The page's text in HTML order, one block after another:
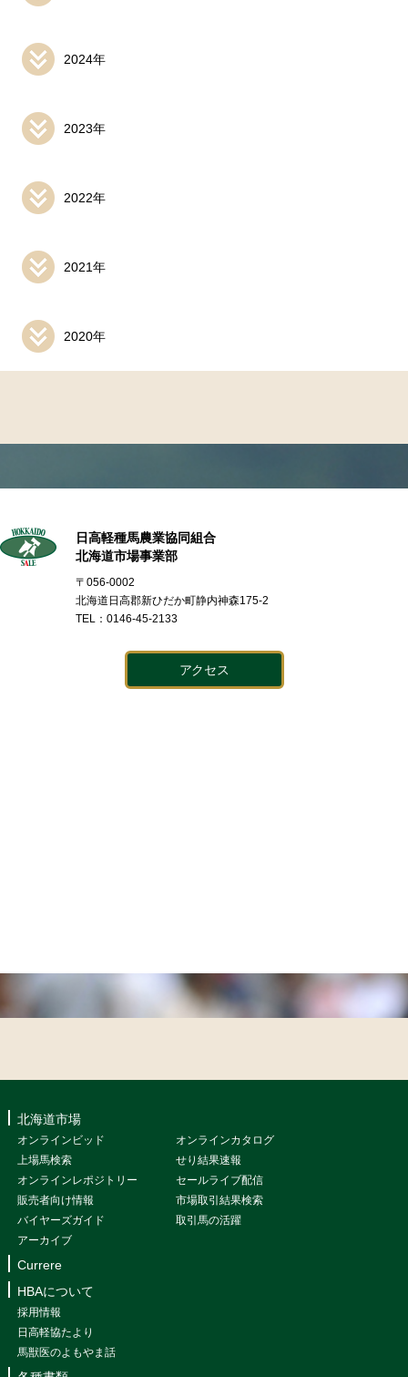
2024年
2023年
2022年
2021年
2020年
日高軽種馬農業協同組合
北海道市場事業部
〒056-0002
北海道日高郡新ひだか町静内神森175-2
TEL：0146-45-2133
アクセス
北海道市場
オンラインビッド
オンラインカタログ
上場馬検索
せり結果速報
オンラインレポジトリー
セールライブ配信
販売者向け情報
市場取引結果検索
バイヤーズガイド
取引馬の活躍
アーカイブ
Currere
HBAについて
採用情報
日高軽協たより
馬獣医のよもやま話